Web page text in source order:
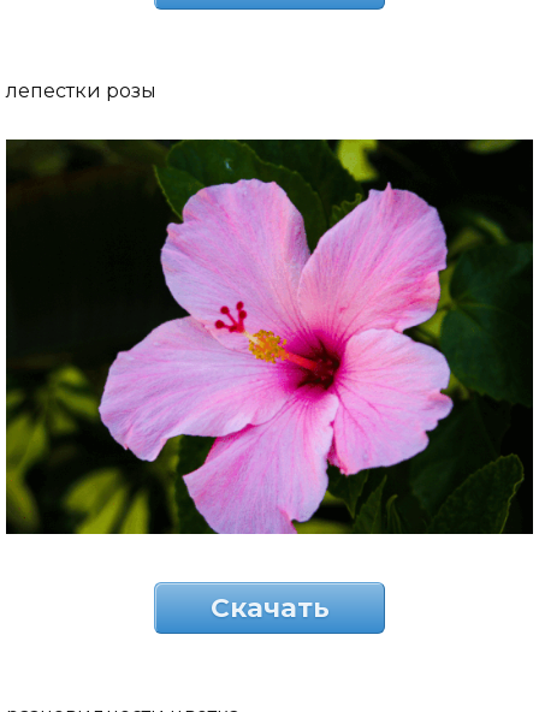
лепестки розы
Скачать